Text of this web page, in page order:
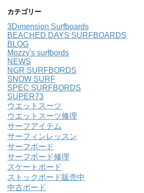
カテゴリー
3Dimension Surfboards
BEACHED DAYS SURFBOARDS
BLOG
Mozzy's surfbords
NEWS
NGR SURFBORDS
SNOW SURF
SPEC SURFBORDS
SUPER73
ウエットスーツ
ウエットスーツ修理
サーフアイテム
サーフィンレッスン
サーフボード
サーフボード修理
スケートボード
ストックボード販売中
中古ボード